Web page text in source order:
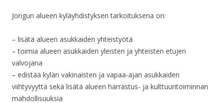
Jongun alueen kyläyhdistyksen tarkoituksena on:
– lisätä alueen asukkaiden yhteistyötä
– toimia alueen asukkaiden yleisten ja yhteisten etujen
valvojana
– edistää kylän vakinaisten ja vapaa-ajan asukkaiden
viihtyvyyttä sekä lisätä alueen harrastus- ja kulttuuritoiminnan
mahdollisuuksia